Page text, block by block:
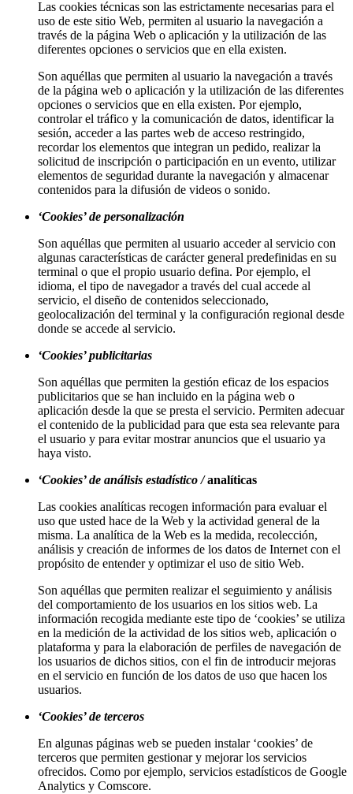
Las cookies técnicas son las estrictamente necesarias para el
uso de este sitio Web, permiten al usuario la navegación a
través de la página Web o aplicación y la utilización de las
diferentes opciones o servicios que en ella existen.
Son aquéllas que permiten al usuario la navegación a través
de la página web o aplicación y la utilización de las diferentes
opciones o servicios que en ella existen. Por ejemplo,
controlar el tráfico y la comunicación de datos, identificar la
sesión, acceder a las partes web de acceso restringido,
recordar los elementos que integran un pedido, realizar la
solicitud de inscripción o participación en un evento, utilizar
elementos de seguridad durante la navegación y almacenar
contenidos para la difusión de videos o sonido.
‘Cookies’ de personalización
Son aquéllas que permiten al usuario acceder al servicio con
algunas características de carácter general predefinidas en su
terminal o que el propio usuario defina. Por ejemplo, el
idioma, el tipo de navegador a través del cual accede al
servicio, el diseño de contenidos seleccionado,
geolocalización del terminal y la configuración regional desde
donde se accede al servicio.
‘Cookies’ publicitarias
Son aquéllas que permiten la gestión eficaz de los espacios
publicitarios que se han incluido en la página web o
aplicación desde la que se presta el servicio. Permiten adecuar
el contenido de la publicidad para que esta sea relevante para
el usuario y para evitar mostrar anuncios que el usuario ya
haya visto.
‘Cookies’ de análisis estadístico /analíticas
Las cookies analíticas recogen información para evaluar el
uso que usted hace de la Web y la actividad general de la
misma. La analítica de la Web es la medida, recolección,
análisis y creación de informes de los datos de Internet con el
propósito de entender y optimizar el uso de sitio Web.
Son aquéllas que permiten realizar el seguimiento y análisis
del comportamiento de los usuarios en los sitios web. La
información recogida mediante este tipo de ‘cookies’ se utiliza
en la medición de la actividad de los sitios web, aplicación o
plataforma y para la elaboración de perfiles de navegación de
los usuarios de dichos sitios, con el fin de introducir mejoras
en el servicio en función de los datos de uso que hacen los
usuarios.
‘Cookies’ de terceros
En algunas páginas web se pueden instalar ‘cookies’ de
terceros que permiten gestionar y mejorar los servicios
ofrecidos. Como por ejemplo, servicios estadísticos de Google
Analytics y Comscore.